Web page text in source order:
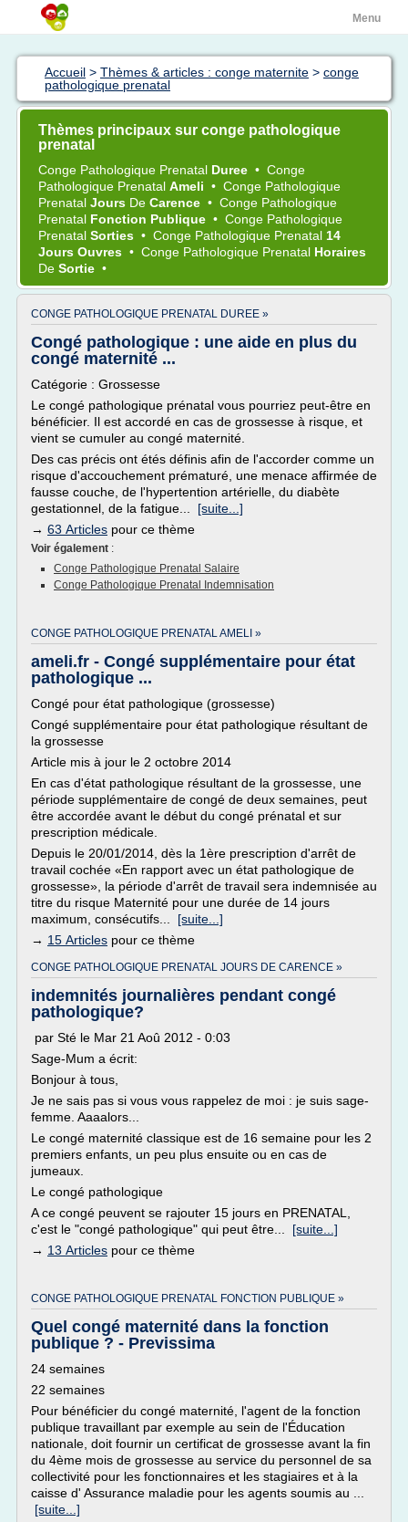
Menu
Accueil > Thèmes & articles : conge maternite > conge
pathologique prenatal
Thèmes principaux sur conge pathologique
prenatal
Conge Pathologique Prenatal Duree • Conge
Pathologique Prenatal Ameli • Conge Pathologique
Prenatal Jours De Carence • Conge Pathologique
Prenatal Fonction Publique • Conge Pathologique
Prenatal Sorties • Conge Pathologique Prenatal 14
Jours Ouvres • Conge Pathologique Prenatal Horaires
De Sortie •
CONGE PATHOLOGIQUE PRENATAL DUREE »
Congé pathologique : une aide en plus du
congé maternité ...
Catégorie : Grossesse
Le congé pathologique prénatal vous pourriez peut-être en
bénéficier. Il est accordé en cas de grossesse à risque, et
vient se cumuler au congé maternité.
Des cas précis ont étés définis afin de l'accorder comme un
risque d'accouchement prématuré, une menace affirmée de
fausse couche, de l'hypertention artérielle, du diabète
gestationnel, de la fatigue... [suite...]
→ 63 Articles pour ce thème
Voir également :
Conge Pathologique Prenatal Salaire
Conge Pathologique Prenatal Indemnisation
CONGE PATHOLOGIQUE PRENATAL AMELI »
ameli.fr - Congé supplémentaire pour état
pathologique ...
Congé pour état pathologique (grossesse)
Congé supplémentaire pour état pathologique résultant de
la grossesse
Article mis à jour le 2 octobre 2014
En cas d'état pathologique résultant de la grossesse, une
période supplémentaire de congé de deux semaines, peut
être accordée avant le début du congé prénatal et sur
prescription médicale.
Depuis le 20/01/2014, dès la 1ère prescription d'arrêt de
travail cochée «En rapport avec un état pathologique de
grossesse», la période d'arrêt de travail sera indemnisée au
titre du risque Maternité pour une durée de 14 jours
maximum, consécutifs... [suite...]
→ 15 Articles pour ce thème
CONGE PATHOLOGIQUE PRENATAL JOURS DE CARENCE »
indemnités journalières pendant congé
pathologique?
par Sté le Mar 21 Aoû 2012 - 0:03
Sage-Mum a écrit:
Bonjour à tous,
Je ne sais pas si vous vous rappelez de moi : je suis sage-
femme. Aaaalors...
Le congé maternité classique est de 16 semaine pour les 2
premiers enfants, un peu plus ensuite ou en cas de
jumeaux.
Le congé pathologique
A ce congé peuvent se rajouter 15 jours en PRENATAL,
c'est le "congé pathologique" qui peut être... [suite...]
→ 13 Articles pour ce thème
CONGE PATHOLOGIQUE PRENATAL FONCTION PUBLIQUE »
Quel congé maternité dans la fonction
publique ? - Previssima
24 semaines
22 semaines
Pour bénéficier du congé maternité, l'agent de la fonction
publique travaillant par exemple au sein de l'Éducation
nationale, doit fournir un certificat de grossesse avant la fin
du 4ème mois de grossesse au service du personnel de sa
collectivité pour les fonctionnaires et les stagiaires et à la
caisse d' Assurance maladie pour les agents soumis au ...
[suite...]